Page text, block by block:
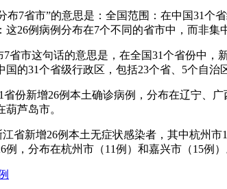
布7省市”的意思是：全国范围：在中国31
这26例病例分布在7个不同的省市中，而非集
7省市这句话的意思是，在全国31个省份中
的31个省级行政区，包括23个省、5个自治
省份新增26例本土确诊病例，分布在辽宁、
芦岛市。
江省新增26例本土无症状感染者，其中杭州
，分布在杭州市（11例）和嘉兴市（15例